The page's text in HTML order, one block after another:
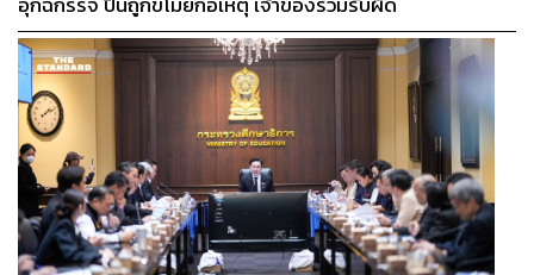
ABOUT THE AUTHOR
เสาวลักษณ์ เขตสูงเนิน
Content Creator THE STANDARD WEALTH